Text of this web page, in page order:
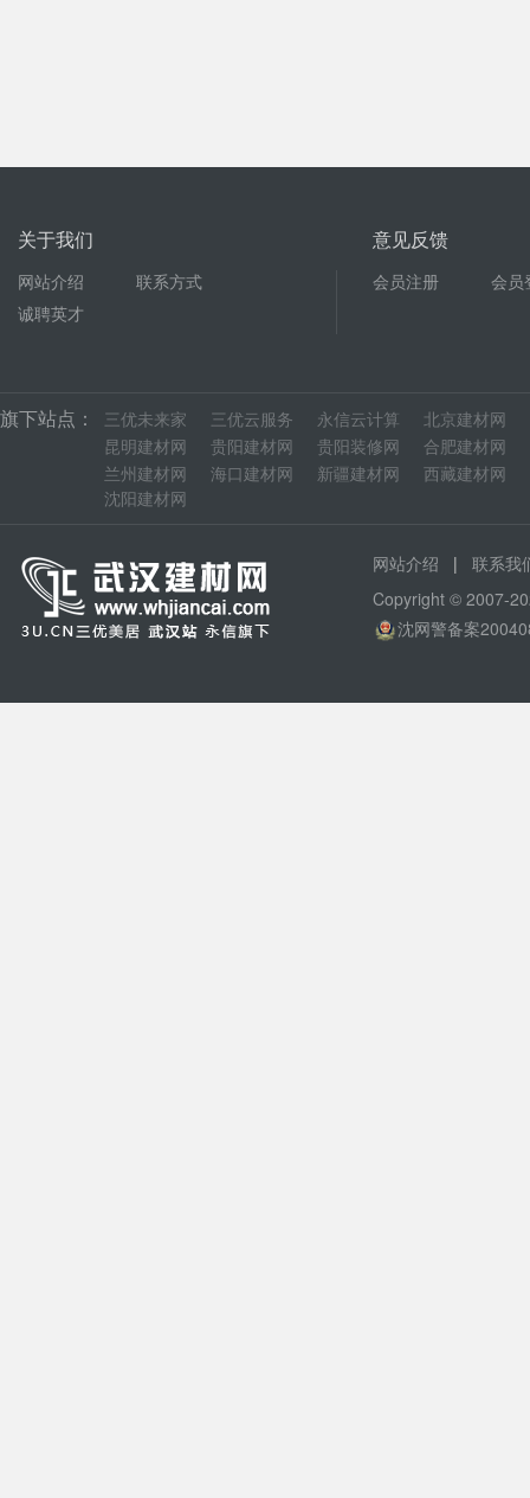
关于我们
网站介绍
联系方式
诚聘英才
意见反馈
会员注册 会员
旗下站点： 三优未来家 三优云服务 永信云计算 北京建材网
昆明建材网
贵阳建材网 贵阳装修网 合肥建材网
兰州建材网
海口建材网 新疆建材网 西藏建材网
沈阳建材网
网站介绍 | 联系我
Copyright © 2007-
沈网警备案